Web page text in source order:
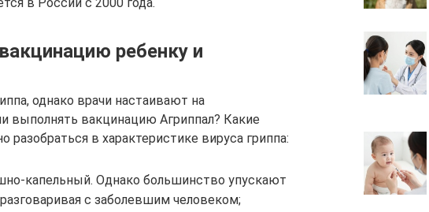
ребенку и
однако врачи настаивают на
выполнять вакцинацию Агриппал? Какие
в характеристике вируса гриппа:
капельный. Однако большинство упускают
с заболевшим человеком;